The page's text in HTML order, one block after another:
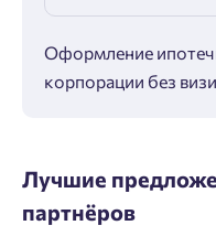
Оформление
корпорации без
Лучшие
партнёров